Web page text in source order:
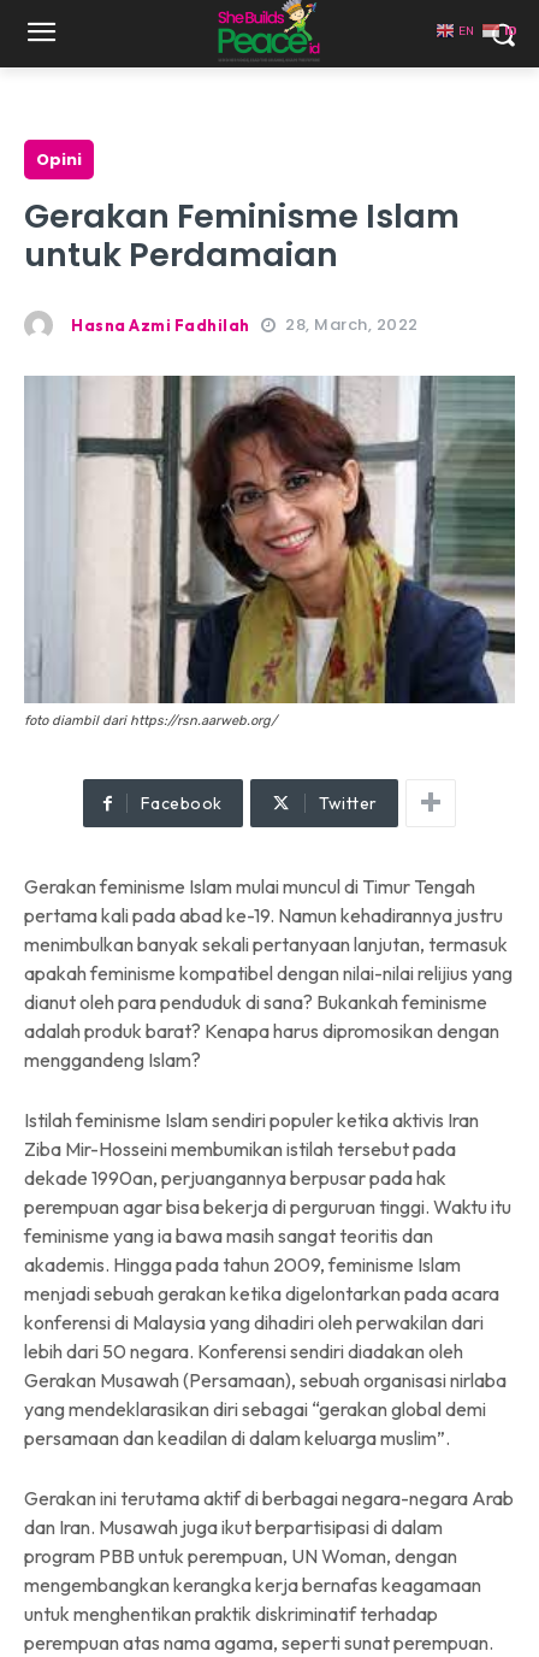
Opini
Gerakan Feminisme Islam
untuk Perdamaian
Hasna Azmi Fadhilah 28, March, 2022
foto diambil dari https://rsn.aarweb.org/
Facebook Twitter
Gerakan feminisme Islam mulai muncul di Timur Tengah
pertama kali pada abad ke-19. Namun kehadirannya justru
menimbulkan banyak sekali pertanyaan lanjutan, termasuk
apakah feminisme kompatibel dengan nilai-nilai relijius yang
dianut oleh para penduduk di sana? Bukankah feminisme
adalah produk barat? Kenapa harus dipromosikan dengan
menggandeng Islam?
Istilah feminisme Islam sendiri populer ketika aktivis Iran
Ziba Mir-Hosseini membumikan istilah tersebut pada
dekade 1990an, perjuangannya berpusar pada hak
perempuan agar bisa bekerja di perguruan tinggi. Waktu itu
feminisme yang ia bawa masih sangat teoritis dan
akademis. Hingga pada tahun 2009, feminisme Islam
menjadi sebuah gerakan ketika digelontarkan pada acara
konferensi di Malaysia yang dihadiri oleh perwakilan dari
lebih dari 50 negara. Konferensi sendiri diadakan oleh
Gerakan Musawah (Persamaan), sebuah organisasi nirlaba
yang mendeklarasikan diri sebagai “gerakan global demi
persamaan dan keadilan di dalam keluarga muslim”.
Gerakan ini terutama aktif di berbagai negara-negara Arab
dan Iran. Musawah juga ikut berpartisipasi di dalam
program PBB untuk perempuan, UN Woman, dengan
mengembangkan kerangka kerja bernafas keagamaan
untuk menghentikan praktik diskriminatif terhadap
perempuan atas nama agama, seperti sunat perempuan.
EN ID